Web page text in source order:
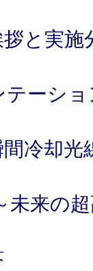
と実施
ーシ
冷却光
光